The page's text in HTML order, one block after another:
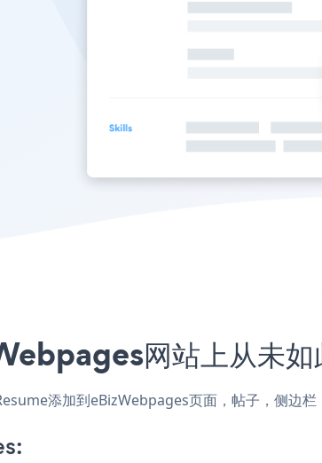
网站上从未如
添加到eBizWebpages页面，帖子，侧边栏